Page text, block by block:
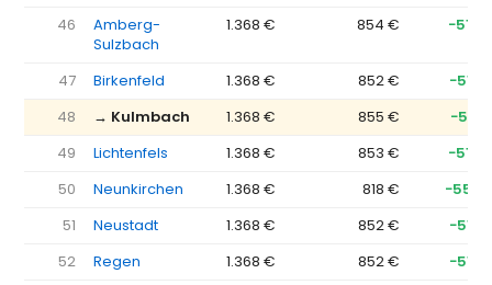
46
Amberg-
Sulzbach
1.368 € 854 € −514
47 Birkenfeld 1.368 € 852 €
−516
48
→ Kulmbach 1.368 € 855 €
−513
49
Lichtenfels 1.368 € 853 €
−514
50
Neunkirchen 1.368 € 818 €
−550
51
Neustadt 1.368 € 852 €
−516
52
Regen 1.368 € 852 €
−516